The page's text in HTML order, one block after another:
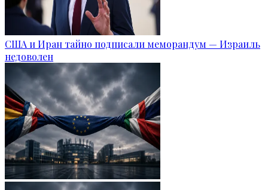
США и Иран тайно подписали меморандум — Израиль
недоволен